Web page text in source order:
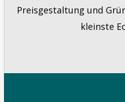
Preisgestaltung und
kleinste